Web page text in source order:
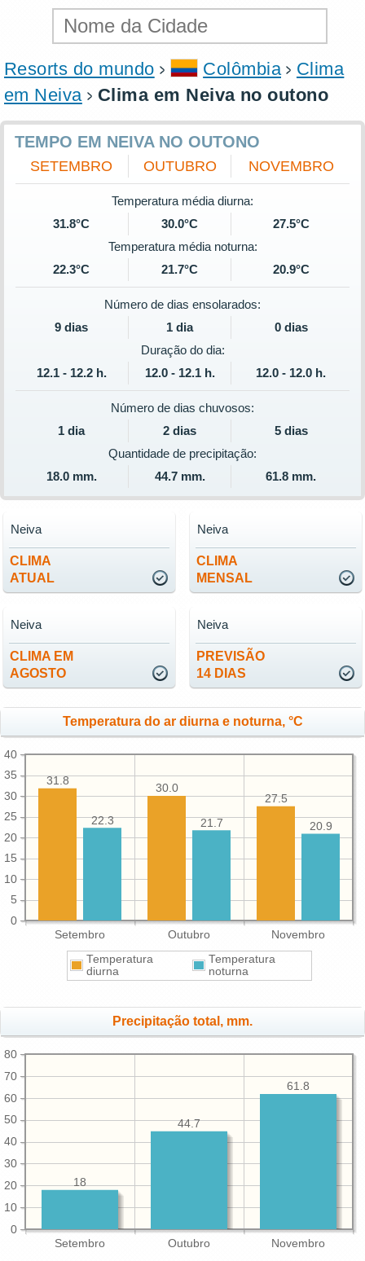
Resorts do mundo Colômbia
Clima
em Neiva
Clima em Neiva no outono
TEMPO EM NEIVA NO OUTONO
SETEMBRO OUTUBRO NOVEMBRO
Temperatura média diurna:
31.8°C
30.0°C
27.5°C
Temperatura média noturna:
22.3°C
21.7°C 20.9°C
Número de dias ensolarados:
9 dias
1 dia
0 dias
Duração do dia:
12.1 - 12.2 h.
12.0 - 12.1 h. 12.0 - 12.0 h.
Número de dias chuvosos:
1 dia
2 dias
5 dias
Quantidade de precipitação:
18.0 mm.
44.7 mm. 61.8 mm.
CLIMA
ATUAL
Neiva
CLIMA
MENSAL
Neiva
CLIMA EM
AGOSTO
Neiva
PREVISÃO
14 DIAS
Neiva
Temperatura do ar diurna e noturna, °C
Setembro Outubro Novembro
0
5
10
15
20
25
30
35
40
27.5
30.0
31.8
20.9
21.7
22.3
Temperatura
diurna
Temperatura
noturna
Precipitação total, mm.
Setembro Outubro Novembro
0
10
20
30
40
50
60
70
80
61.8
44.7
18